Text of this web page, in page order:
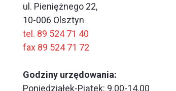
ul. Pieniężnego 22,
10-006 Olsztyn
tel. 89 524 71 40
fax 89 524 71 72
Godziny urzędowania:
Poniedziałek-Piątek: 9.00-14.00